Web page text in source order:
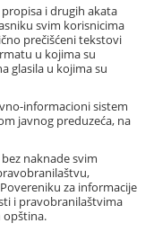
i drugih akata
svim korisnicima
prečišćeni tekstovi
u kojima su
glasila u kojima su
informacioni sistem
javnog preduzeća, na
naknade svim
za informacije
i pravobranilaštvima
opština.